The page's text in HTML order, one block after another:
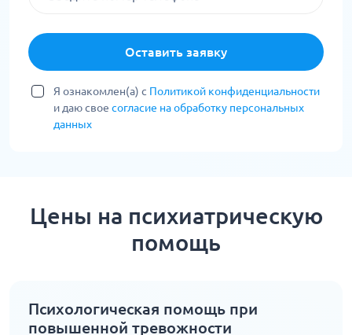
Оставить заявку
Я ознакомлен(а) с Политикой конфиденциальности
и даю свое согласие на обработку персональных
данных
Цены на психиатрическую
помощь
Психологическая помощь при
повышенной тревожности